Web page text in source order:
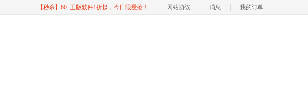
【秒杀】60+正版软件1折起，今日限量抢！ 网站协议 消息 我的订单